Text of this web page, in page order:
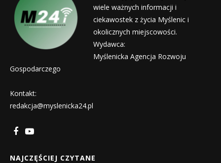
wiele ważnych informacji i
ciekawostek z życia Myślenic i
okolicznych miejscowości.
Wydawca:
Myślenicka Agencja Rozwoju
Gospodarczego
Kontakt:
redakcja@myslenicka24.pl
NAJCZĘŚCIEJ CZYTANE